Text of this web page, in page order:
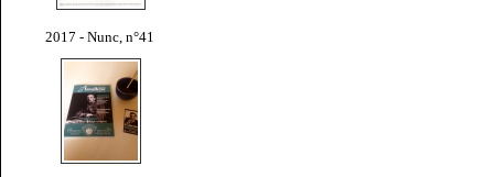
2017 - Nunc, n°41